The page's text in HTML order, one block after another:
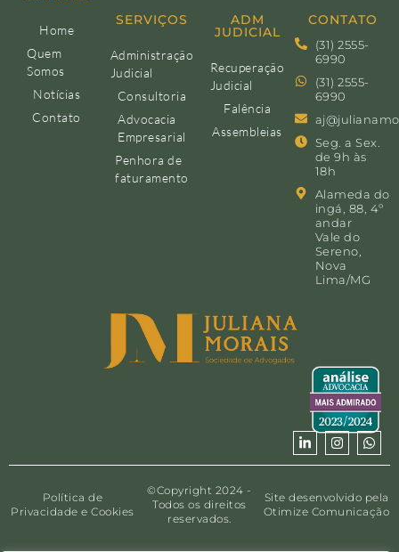
Home
Quem
Somos
Notícias
Contato
SERVIÇOS
Administração
Judicial
Consultoria
Advocacia
Empresarial
Penhora de
faturamento
ADM
JUDICIAL
Recuperação
Judicial
Falência
Assembleias
CONTATO
(31) 2555-
6990
(31) 2555-
6990
Seg. a Sex.
de 9h às
18h
Alameda do
ingá, 88, 4º
andar
Vale do
Sereno,
Nova
Lima/MG
Política de
Privacidade e Cookies
©Copyright 2024 -
Todos os direitos
reservados.
Site desenvolvido pela
Otimize Comunicação